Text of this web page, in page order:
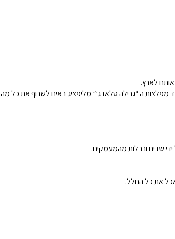
ה “גרילה סלאדג’” מליפציג באים לשרוף את כל מה
שדים ונבלות מהמעמקים.
את כל החלל.